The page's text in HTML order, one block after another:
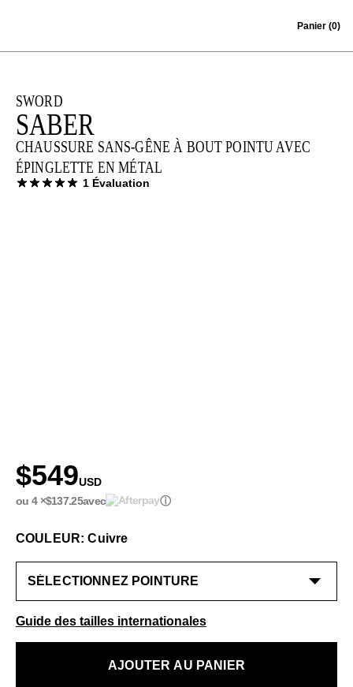
Panier (0)
SWORD
SABER
CHAUSSURE SANS-GÊNE À BOUT POINTU AVEC
ÉPINGLETTE EN MÉTAL
1 Évaluation
$549USD
ou 4 ×$137.25avec ⓘ
COULEUR: Cuivre
Guide des tailles internationales
AJOUTER AU PANIER